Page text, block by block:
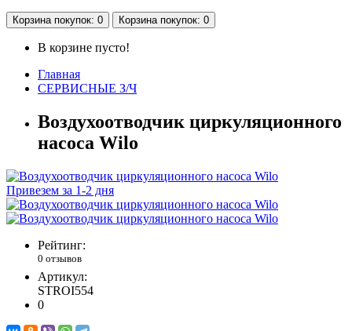
Корзинапокупок: 0 Корзинапокупок: 0
В корзине пусто!
Главная
СЕРВИСНЫЕ З/Ч
Воздухоотводчик циркуляционного
насоса Wilo
Привезем за 1-2 дня
Рейтинг:
0 отзывов
Артикул:
STROI554
0